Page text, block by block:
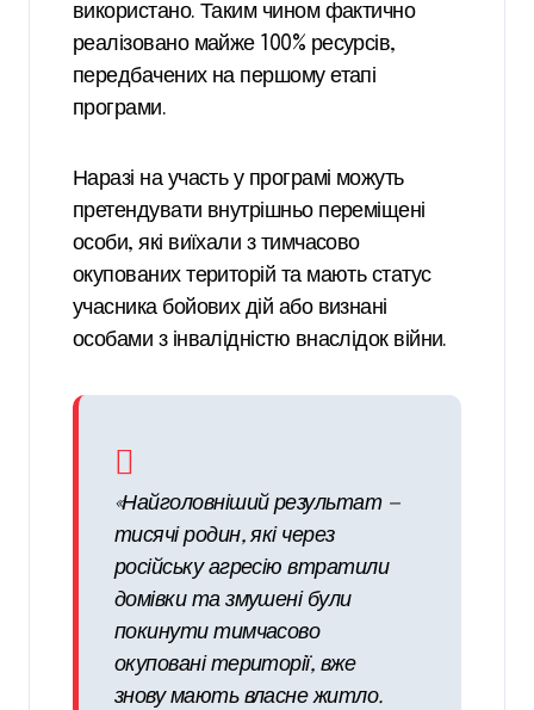
використано. Таким чином фактично
реалізовано майже 100% ресурсів,
передбачених на першому етапі
програми.
Наразі на участь у програмі можуть
претендувати внутрішньо переміщені
особи, які виїхали з тимчасово
окупованих територій та мають статус
учасника бойових дій або визнані
особами з інвалідністю внаслідок війни.
«Найголовніший результат —
тисячі родин, які через
російську агресію втратили
домівки та змушені були
покинути тимчасово
окуповані території, вже
знову мають власне житло.